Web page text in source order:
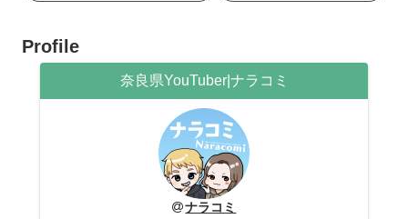
Profile
奈良県YouTuber|ナラコミ
ナラコミ